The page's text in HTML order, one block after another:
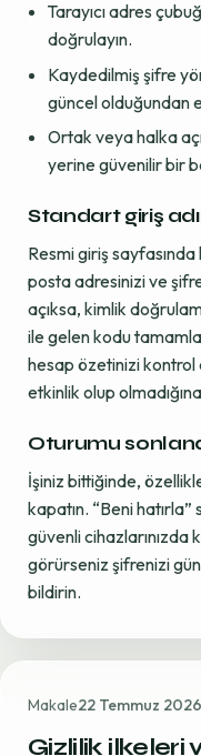
Tarayıcı adres
doğrulayın.
Kaydedilmiş şifre
güncel olduğundan
Ortak veya halka
yerine güvenilir bir
Standart giriş
Resmi giriş sayfasında
posta adresinizi ve
açıksa, kimlik
ile gelen kodu
hesap özetinizi
etkinlik olup
Oturumu
İşiniz bittiğinde,
kapatın. “Beni
güvenli cihazlarınızda
görürseniz şifrenizi
bildirin.
Makale22 Temmuz 2026
Gizlilik ilkeleri